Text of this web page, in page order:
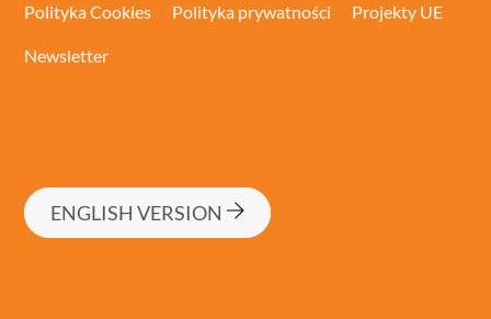
Polityka Cookies Polityka prywatności Projekty UE
Newsletter
ENGLISH VERSION